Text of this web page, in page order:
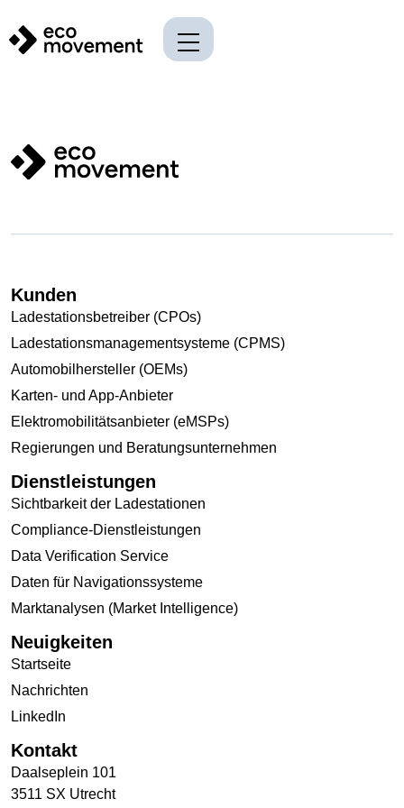
Kunden
Ladestationsbetreiber (CPOs)
Ladestationsmanagementsysteme (CPMS)
Automobilhersteller (OEMs)
Karten- und App-Anbieter
Elektromobilitätsanbieter (eMSPs)
Regierungen und Beratungsunternehmen
Dienstleistungen
Sichtbarkeit der Ladestationen
Compliance-Dienstleistungen
Data Verification Service
Daten für Navigationssysteme
Marktanalysen (Market Intelligence)
Neuigkeiten
Startseite
Nachrichten
LinkedIn
Kontakt
Daalseplein 101
3511 SX Utrecht